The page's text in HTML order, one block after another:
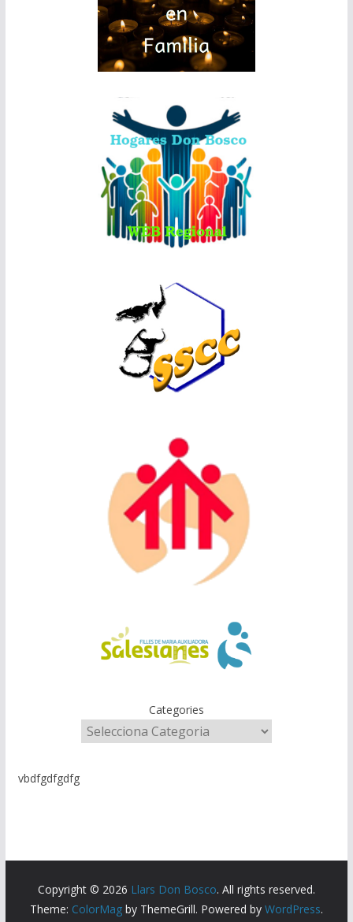
Categories
vbdfgdfgdfg
Copyright © 2026 Llars Don Bosco. All rights reserved.
Theme: ColorMagby ThemeGrill. Powered by WordPress.